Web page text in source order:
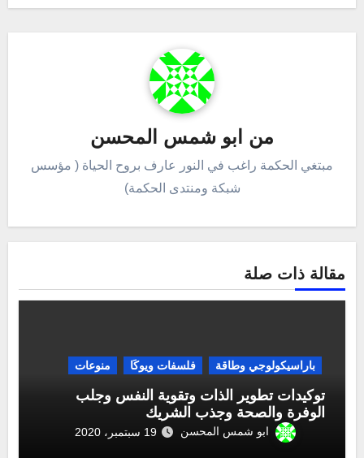
من ابو شمس المحسن
مبتغي الحكمة راغب في النور عارف بروح الحياة ( مؤسس
شبكة ومنتدى الحكمة)
مقالة ذات صلة
باراسيكولوجي وطاقة فلسفات ويوكَا منوعات
توكيدات تطوير الذات وتقوية النفس وجلب
الوفرة والصحة وجذب الشريك
ابو شمس المحسن 19 سبتمبر، 2020